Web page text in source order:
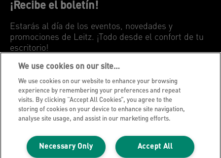
¡Recibe el boletín!
Estarás al día de los eventos, novedades y
promociones de Leitz. ¡Todo desde el confort de tu
escritorio!
Aviso de privacidad
Politica de Cookies
Aviso legal
Declaración de propiedad
We use cookies on our site…
We use cookies on our website to enhance your browsing
experience by remembering your preferences and repeat
visits. By clicking “Accept All Cookies”, you agree to the
storing of cookies on your device to enhance site navigation,
analyse site usage, and assist in our marketing efforts.
Accept All
Necessary Only